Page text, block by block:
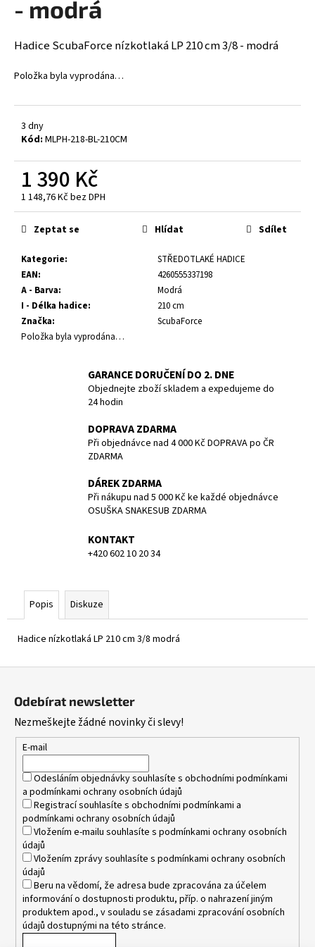
- modrá
Hadice ScubaForce nízkotlaká LP 210 cm 3/8 - modrá
Položka byla vyprodána…
3 dny
Kód: MLPH-218-BL-210CM
1 390 Kč
1 148,76 Kč bez DPH
Měrná
cena:
Kategorie:
STŘEDOTLAKÉ HADICE
EAN:
4260555337198
A - Barva:
Modrá
I - Délka hadice:
210 cm
Značka:
ScubaForce
Položka byla vyprodána…
Zeptat se Hlídat Sdílet
GARANCE DORUČENÍ DO 2. DNE
Objednejte zboží skladem a expedujeme do
24 hodin
DOPRAVA ZDARMA
Při objednávce nad 4 000 Kč DOPRAVA po ČR
ZDARMA
DÁREK ZDARMA
Při nákupu nad 5 000 Kč ke každé objednávce
OSUŠKA SNAKESUB ZDARMA
KONTAKT
+420 602 10 20 34
Popis Diskuze
Hadice nízkotlaká LP 210 cm 3/8 modrá
a
j
í
t
HLEDAT
D
p
o
u
u
Odebírat newsletter
Nezmeškejte žádné novinky či slevy!
E-mail
Odesláním objednávky souhlasíte s obchodními podmínkami
a podmínkami ochrany osobních údajů
Registrací souhlasíte s obchodními podmínkami a
podmínkami ochrany osobních údajů
Vložením e-mailu souhlasíte s podmínkami ochrany osobních
údajů
Vložením zprávy souhlasíte s podmínkami ochrany osobních
údajů
Beru na vědomí, že adresa bude zpracována za účelem
informování o dostupnosti produktu, příp. o nahrazení jiným
produktem apod., v souladu se zásadami zpracování osobních
údajů dostupnými na této stránce.